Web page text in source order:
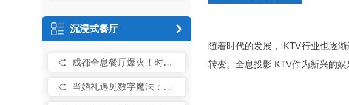
沉浸式餐厅
成都全息餐厅爆火！时空门般的穿越梦想中不同的环境
当婚礼遇见数字魔法：全息光影宴会厅如何重构幸福现场
随着时代的发展， KTV行业也逐
转变。全息投影 KTV作为新兴的